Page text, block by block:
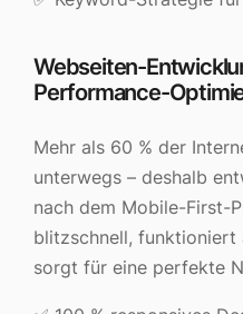
Webseiten-
Performance-
Mehr als 60 % der
unterwegs – deshalb
nach dem Mobile-First-
blitzschnell, funktioniert
sorgt für eine perfekte